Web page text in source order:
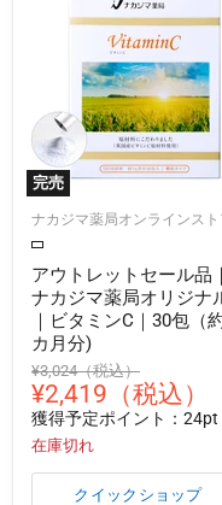
完売
ナカジマ薬局オンラインスト
アウトレットセール品｜
ナカジマ薬局オリジナ
｜ビタミンC｜30包（
カ月分)
元
の
価
格
¥3,024（税込）
現
在
の
価
¥2,419（税込）
獲得予定ポイント：24pt
在庫切れ
クイックショップ